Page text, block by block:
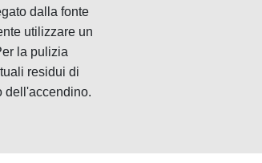
dalla fonte
utilizzare un
la pulizia
residui di
dell'accendino.